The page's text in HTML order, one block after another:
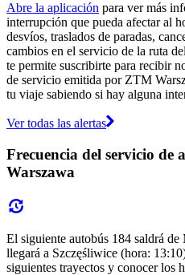
Abre la aplicación para ver más
interrupción que pueda afectar al
desvíos, traslados de paradas,
cambios en el servicio de la ruta
te permite suscribirte para recibir
de servicio emitida por ZTM
tu viaje sabiendo si hay alguna
Ver todas las alertas
Frecuencia del servicio de
Warszawa
El siguiente autobús 184 saldrá
llegará a Szczęśliwice (hora:
siguientes trayectos y conocer los